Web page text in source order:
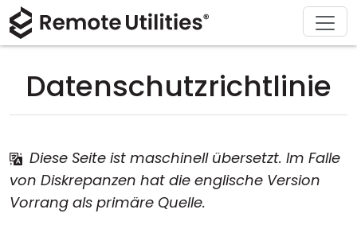
Datenschutzrichtlinie
Diese Seite ist maschinell übersetzt. Im Falle
von Diskrepanzen hat die englische Version
Vorrang als primäre Quelle.
Produkt
Sicherheit
Versionshinweise
Verbindungsmethoden
Lösungen
Produktion und Einzelhandel
Bildung und Regierung
Informationstechnologie
Herunterladen
macOS
iOS/Android
Kaufen
Lizenz-Assistent
Support
Dokumentation
Über
Pressestelle